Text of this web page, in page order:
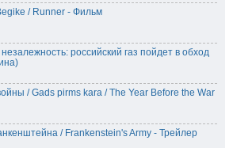
/ Runner - Фильм
российский газ пойдет в обход
/ Gads pirms kara / The Year Before the War
/ Frankenstein's Army - Трейлер